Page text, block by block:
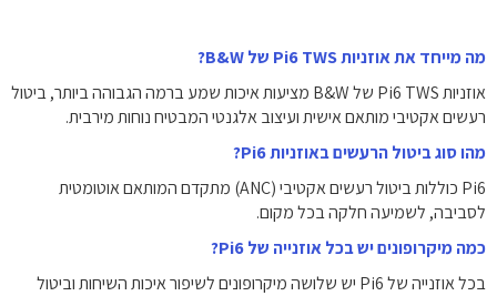
מה מייחד את אוזניות Pi6 TWS של B&W?
אוזניות Pi6 TWS של B&W מציעות איכות שמע ברמה הגבוהה ביותר, ביטול
רעשים אקטיבי מותאם אישית ועיצוב אלגנטי המבטיח נוחות מירבית.
מהו סוג ביטול הרעשים באוזניות Pi6?
Pi6 כוללות ביטול רעשים אקטיבי (ANC) מתקדם המותאם אוטומטית
לסביבה, לשמיעה חלקה בכל מקום.
כמה מיקרופונים יש בכל אוזנייה של Pi6?
בכל אוזנייה של Pi6 יש שלושה מיקרופונים לשיפור איכות השיחות וביטול